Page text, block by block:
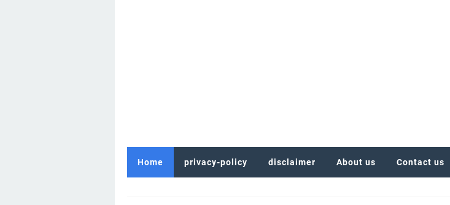
Home privacy-policy disclaimer About us Contact us